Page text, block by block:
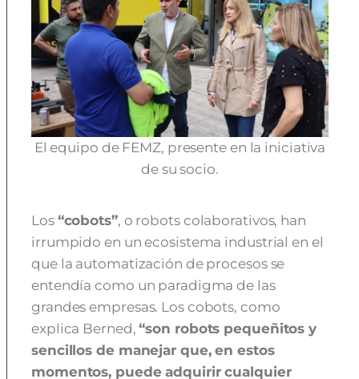
El equipo de FEMZ, presente en la iniciativa
de su socio.
Los “cobots”, o robots colaborativos, han
irrumpido en un ecosistema industrial en el
que la automatización de procesos se
entendía como un paradigma de las
grandes empresas. Los cobots, como
explica Berned,“son robots pequeñitos y
sencillos de manejar que, en estos
momentos, puede adquirir cualquier